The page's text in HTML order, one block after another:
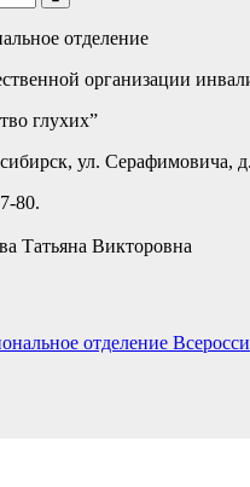
отделение
организации
глухих”
ул. Серафимовича,
80.
Татьяна Викторовна